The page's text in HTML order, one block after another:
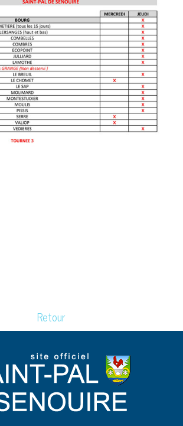
Retour